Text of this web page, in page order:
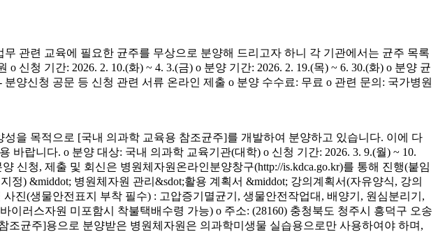
관련 교육에 필요한 균주를 무상으로 분양해 드리고자 하니 각 기관에서는 균주 목록
청 기간: 2026. 2. 10.(화) ~ 4. 3.(금) o 분양 기간: 2026. 2. 19.(목) ~ 6. 30.(화) o 분양 균
양신청 공문 등 신청 관련 서류 온라인 제출 o 분양 수수료: 무료 o 관련 문의: 국가병원
을 목적으로 [국내 의과학 교육용 참조균주]를 개발하여 분양하고 있습니다. 이에 다
랍니다. o 분양 대상: 국내 의과학 교육기관(대학) o 신청 기간: 2026. 3. 9.(월) ~ 10.
신청, 제출 및 회신은 병원체자원온라인분양창구(http://is.kdca.go.kr)를 통해 진행(붙임
) &middot; 병원체자원 관리&sdot;활용 계획서 &middot; 강의계획서(자유양식, 강의
진(생물안전표지 부착 필수) : 고압증기멸균기, 생물안전작업대, 배양기, 원심분리기,
이러스자원 미포함시 착불택배수령 가능) o 주소: (28160) 충청북도 청주시 흥덕구 오송
균주]용으로 분양받은 병원체자원은 의과학미생물 실습용으로만 사용하여야 하며,